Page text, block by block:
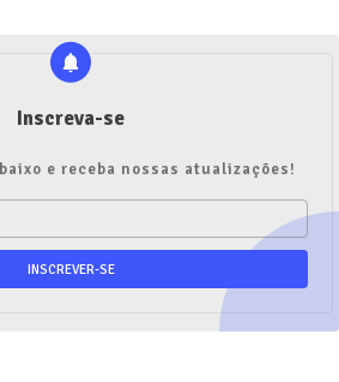
Inscreva-se
e receba nossas atualizações!